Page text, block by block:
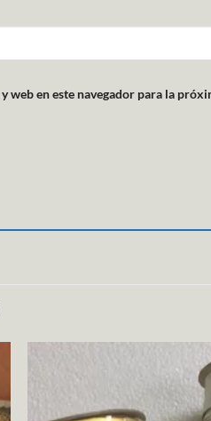
en este navegador para la